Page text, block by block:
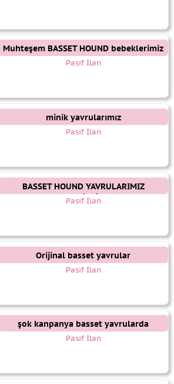
Muhteşem BASSET HOUND bebeklerimiz
Pasif İlan
minik yavrularımız
Pasif İlan
BASSET HOUND YAVRULARIMIZ
GELMİŞTİR.
Pasif İlan
Orijinal basset yavrular
Pasif İlan
şok kanpanya basset yavrularda
Pasif İlan